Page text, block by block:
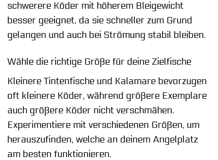
schwerere Köder mit höherem Bleigewicht
besser geeignet, da sie schneller zum Grund
gelangen und auch bei Strömung stabil bleiben.
Wähle die richtige Größe für deine Zielfische
Kleinere Tintenfische und Kalamare bevorzugen
oft kleinere Köder, während größere Exemplare
auch größere Köder nicht verschmähen.
Experimentiere mit verschiedenen Größen, um
herauszufinden, welche an deinem Angelplatz
am besten funktionieren.